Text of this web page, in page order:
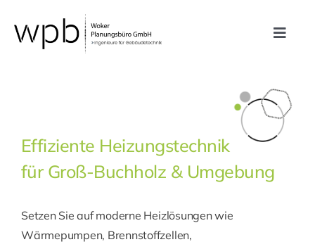
Inhalt
springen
Toggle
Unternehmen
Karriere
Effiziente Heizungstechnik
für Groß-Buchholz & Umgebung
Setzen Sie auf moderne Heizlösungen wie
Wärmepumpen, Brennstoffzellen,